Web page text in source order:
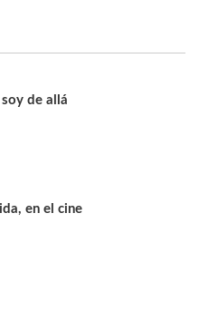
de allá
en el cine